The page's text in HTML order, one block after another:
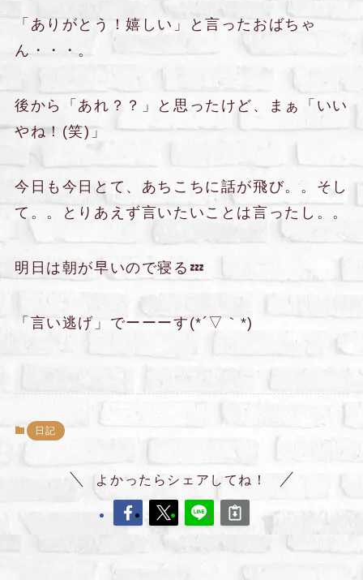
「ありがとう！嬉しい」と言ったおばちゃ
ん・・・。
後から「あれ？？」と思ったけど、まぁ「いい
やね！(笑)」
今日も今日とて、あちこちに話が飛び。。そし
て。。とりあえず言いたいことは言ったし。。
明日は朝が早いので寝る💤
「言い逃げ」でーーーす(*´▽｀*)
日記
よかったらシェアしてね！